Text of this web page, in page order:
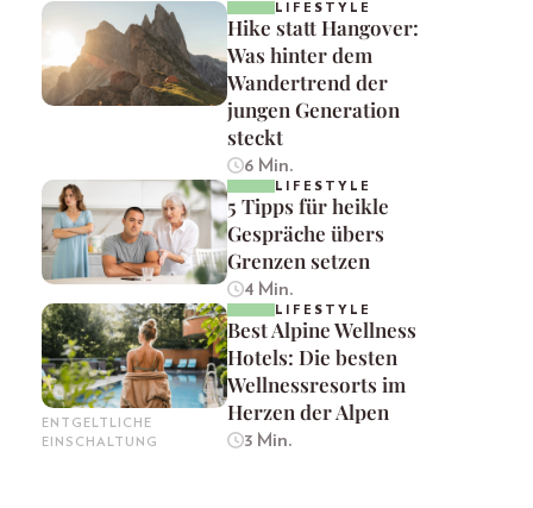
LIFESTYLE
Hike statt Hangover:
Was hinter dem
Wandertrend der
jungen Generation
steckt
6 Min.
LIFESTYLE
5 Tipps für heikle
Gespräche übers
Grenzen setzen
4 Min.
ENTGELTLICHE
EINSCHALTUNG
LIFESTYLE
Best Alpine Wellness
Hotels: Die besten
Wellnessresorts im
Herzen der Alpen
3 Min.